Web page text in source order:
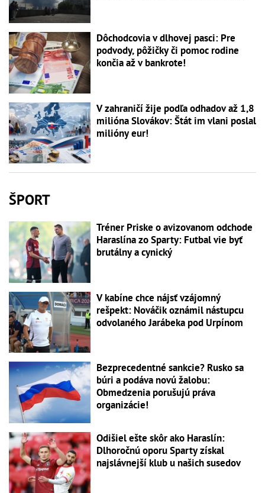
Dôchodcovia v dlhovej pasci: Pre
podvody, pôžičky či pomoc rodine
končia až v bankrote!
V zahraničí žije podľa odhadov až 1,8
milióna Slovákov: Štát im vlani poslal
milióny eur!
ŠPORT
Tréner Priske o avizovanom odchode
Haraslína zo Sparty: Futbal vie byť
brutálny a cynický
V kabíne chce nájsť vzájomný
rešpekt: Nováčik oznámil nástupcu
odvolaného Jarábeka pod Urpínom
Bezprecedentné sankcie? Rusko sa
búri a podáva novú žalobu:
Obmedzenia porušujú práva
organizácie!
Odišiel ešte skôr ako Haraslín:
Dlhoročnú oporu Sparty získal
najslávnejší klub u našich susedov